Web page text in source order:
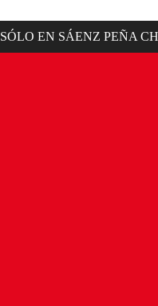
SÓLO EN SÁENZ PEÑA